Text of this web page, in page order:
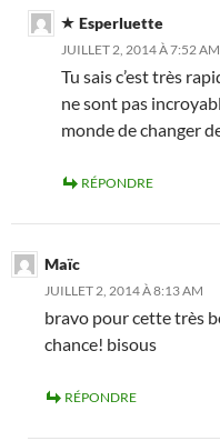
Esperluette
JUILLET 2, 2014 À 7:52 AM
Tu sais c’est très
ne sont pas
monde de changer
RÉPONDRE
Maïc
JUILLET 2, 2014 À 8:13 AM
bravo pour cette très
chance! bisous
RÉPONDRE